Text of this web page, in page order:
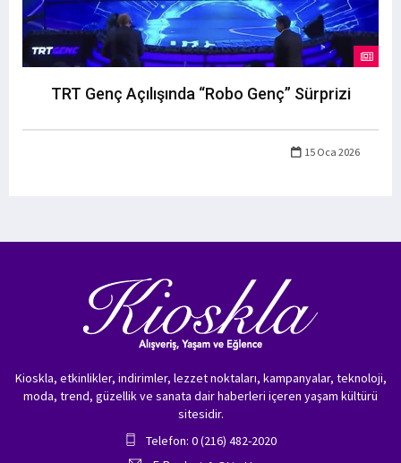
TRT Genç Açılışında “Robo Genç” Sürprizi
15 Oca 2026
Kioskla, etkinlikler, indirimler, lezzet noktaları, kampanyalar, teknoloji,
moda, trend, güzellik ve sanata dair haberleri içeren yaşam kültürü
sitesidir.
Telefon: 0 (216) 482-2020